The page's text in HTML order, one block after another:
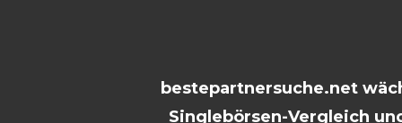
bestepartnersuche.net
Singlebörsen-Vergleich